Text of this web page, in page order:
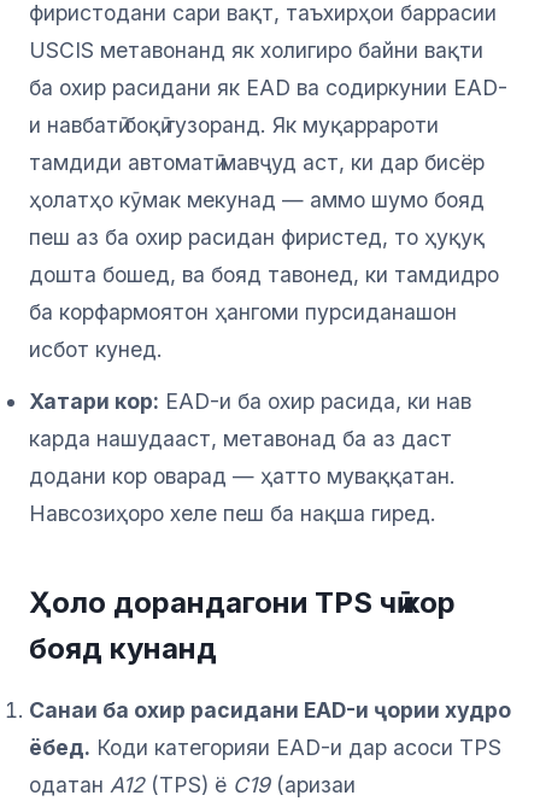
фиристодани сари вақт, таъхирҳои баррасии
USCIS метавонанд як холигиро байни вақти
ба охир расидани як EAD ва содиркунии EAD-
и навбатӣ боқӣ гузоранд. Як муқаррароти
тамдиди автоматӣ мавҷуд аст, ки дар бисёр
ҳолатҳо кӯмак мекунад — аммо шумо бояд
пеш аз ба охир расидан фиристед, то ҳуқуқ
дошта бошед, ва бояд тавонед, ки тамдидро
ба корфармоятон ҳангоми пурсиданашон
исбот кунед.
Хатари кор: EAD-и ба охир расида, ки нав
карда нашудааст, метавонад ба аз даст
додани кор оварад — ҳатто муваққатан.
Навсозиҳоро хеле пеш ба нақша гиред.
Ҳоло дорандагони TPS чӣ кор
бояд кунанд
Санаи ба охир расидани EAD-и ҷории худро
ёбед. Коди категорияи EAD-и дар асоси TPS
одатан A12(TPS) ё C19(аризаи